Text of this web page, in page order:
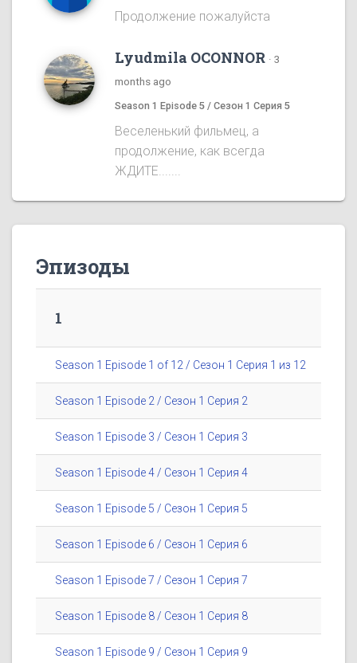
Продолжение пожалуйста
Lyudmila OCONNOR · 3
months ago
Season 1 Episode 5 / Сезон 1 Серия 5
Веселенький фильмец, а
продолжение, как всегда
ЖДИТЕ.......
Эпизоды
1
Season 1 Episode 1 of 12 / Сезон 1 Серия 1 из 12
Season 1 Episode 2 / Сезон 1 Серия 2
Season 1 Episode 3 / Сезон 1 Серия 3
Season 1 Episode 4 / Сезон 1 Серия 4
Season 1 Episode 5 / Сезон 1 Серия 5
Season 1 Episode 6 / Сезон 1 Серия 6
Season 1 Episode 7 / Сезон 1 Серия 7
Season 1 Episode 8 / Сезон 1 Серия 8
Season 1 Episode 9 / Сезон 1 Серия 9